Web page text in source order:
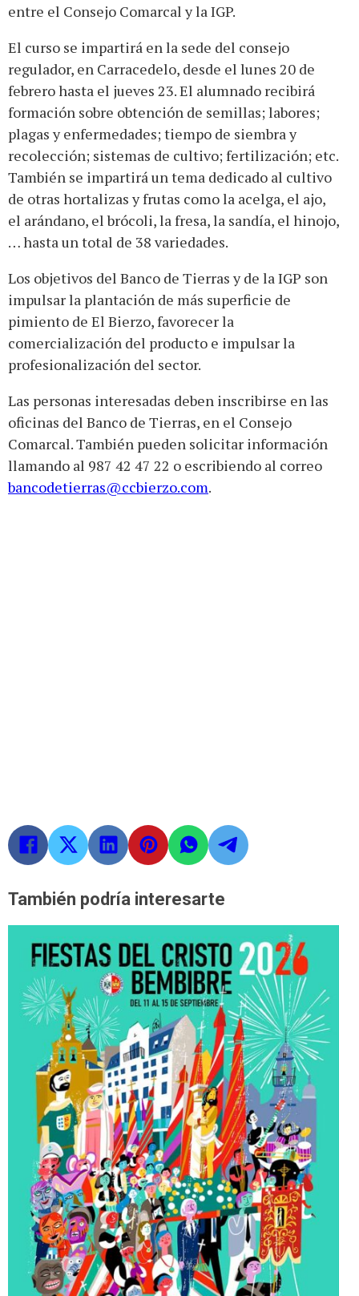
entre el Consejo Comarcal y la IGP.
El curso se impartirá en la sede del consejo
regulador, en Carracedelo, desde el lunes 20 de
febrero hasta el jueves 23. El alumnado recibirá
formación sobre obtención de semillas; labores;
plagas y enfermedades; tiempo de siembra y
recolección; sistemas de cultivo; fertilización; etc.
También se impartirá un tema dedicado al cultivo
de otras hortalizas y frutas como la acelga, el ajo,
el arándano, el brócoli, la fresa, la sandía, el hinojo,
… hasta un total de 38 variedades.
Los objetivos del Banco de Tierras y de la IGP son
impulsar la plantación de más superficie de
pimiento de El Bierzo, favorecer la
comercialización del producto e impulsar la
profesionalización del sector.
Las personas interesadas deben inscribirse en las
oficinas del Banco de Tierras, en el Consejo
Comarcal. También pueden solicitar información
llamando al 987 42 47 22 o escribiendo al correo
bancodetierras@ccbierzo.com.
También podría interesarte